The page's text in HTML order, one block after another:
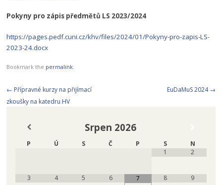
Pokyny pro zápis předmětů LS 2023/2024
https://pages.pedf.cuni.cz/khv/files/2024/01/Pokyny-pro-zapis-LS-
2023-24.docx
Bookmark the permalink.
Post
navigation
← Přípravné kurzy na přijímací
zkoušky na katedru HV
EuDaMuS 2024→
Srpen 2026
P Ú S Č P S
N
1
2
3 4 5 6 7 8 9